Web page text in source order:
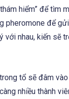
hiểm” để tìm
pheromone để
với nhau, kiến sẽ
tổ sẽ đâm
nhiều thành